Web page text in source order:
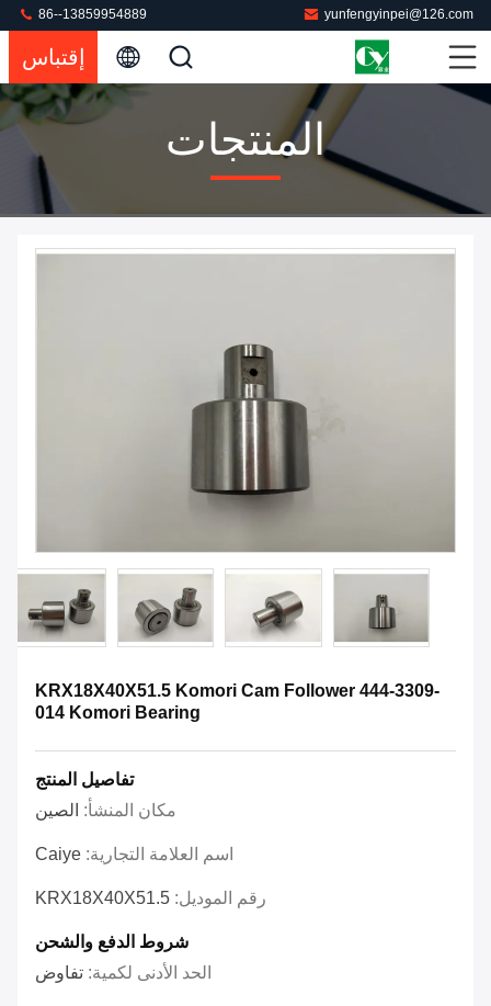
yunfengyinpei@126.com
86--13859954889
إقتباس
المنتجات
KRX18X40X51.5 Komori Cam Follower 444-3309-
014 Komori Bearing
تفاصيل المنتج
مكان المنشأ: الصين
اسم العلامة التجارية: Caiye
رقم الموديل: KRX18X40X51.5
شروط الدفع والشحن
الحد الأدنى لكمية: تفاوض